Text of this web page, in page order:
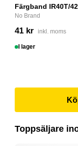
Färgband IR40T/42
No Brand
41 kr inkl. moms
I lager
Toppsäljare